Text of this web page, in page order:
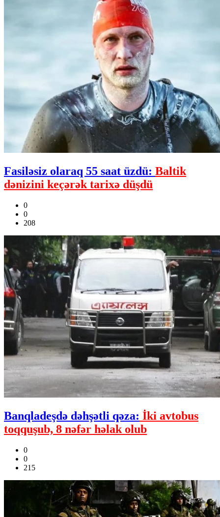
Fasiləsiz olaraq 55 saat üzdü: Baltik
dənizini keçərək tarixə düşdü
0
0
208
Banqladeşdə dəhşətli qəza: İki avtobus
toqquşub, 8 nəfər həlak olub
0
0
215